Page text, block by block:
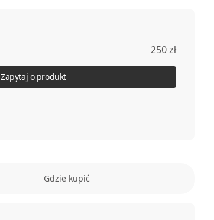
250 zł
Zapytaj o produkt
Gdzie kupić